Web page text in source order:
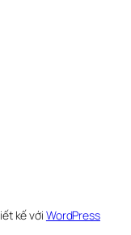
kế với WordPress